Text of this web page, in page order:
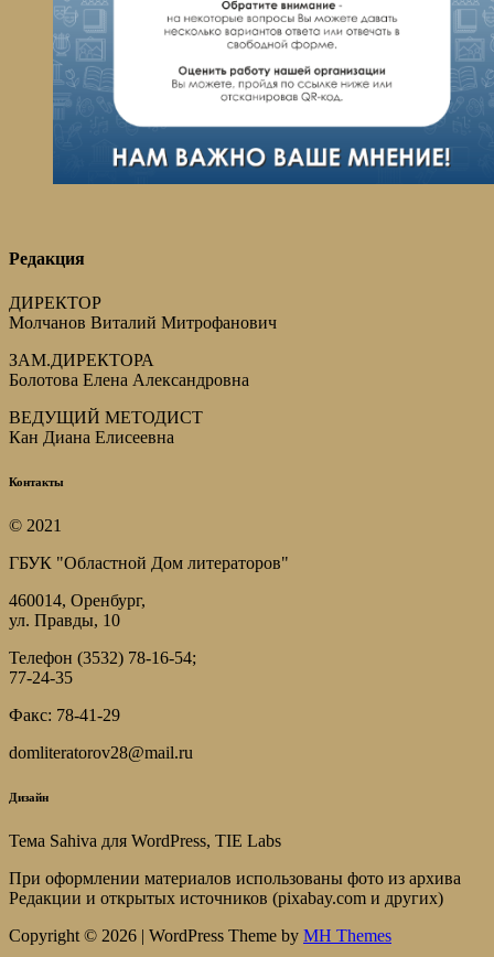
Редакция
ДИРЕКТОР
Молчанов Виталий Митрофанович
ЗАМ.ДИРЕКТОРА
Болотова Елена Александровна
ВЕДУЩИЙ МЕТОДИСТ
Кан Диана Елисеевна
Контакты
© 2021
ГБУК "Областной Дом литераторов"
460014, Оренбург,
ул. Правды, 10
Телефон (3532) 78-16-54;
77-24-35
Факс: 78-41-29
domliteratorov28@mail.ru
Дизайн
Тема Sahiva для WordPress, TIE Labs
При оформлении материалов использованы фото из архива
Редакции и открытых источников (pixabay.com и других)
Copyright © 2026 | WordPress Theme by MH Themes